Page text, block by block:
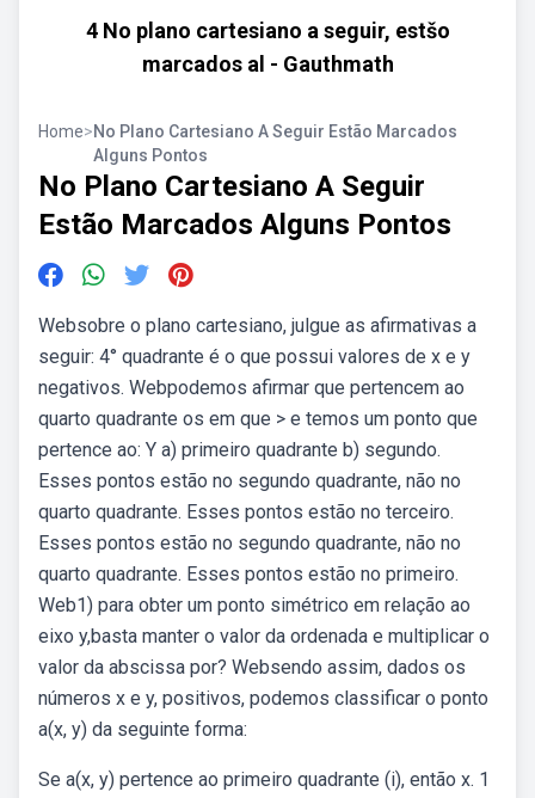
4 No plano cartesiano a seguir, estšo
marcados al - Gauthmath
Home>No Plano Cartesiano A Seguir Estão Marcados
Alguns Pontos
No Plano Cartesiano A Seguir
Estão Marcados Alguns Pontos
Websobre o plano cartesiano, julgue as afirmativas a
seguir: 4° quadrante é o que possui valores de x e y
negativos. Webpodemos afirmar que pertencem ao
quarto quadrante os em que > e temos um ponto que
pertence ao: Y a) primeiro quadrante b) segundo.
Esses pontos estão no segundo quadrante, não no
quarto quadrante. Esses pontos estão no terceiro.
Esses pontos estão no segundo quadrante, não no
quarto quadrante. Esses pontos estão no primeiro.
Web1) para obter um ponto simétrico em relação ao
eixo y,basta manter o valor da ordenada e multiplicar o
valor da abscissa por? Websendo assim, dados os
números x e y, positivos, podemos classificar o ponto
a(x, y) da seguinte forma:
Se a(x, y) pertence ao primeiro quadrante (i), então x. 1